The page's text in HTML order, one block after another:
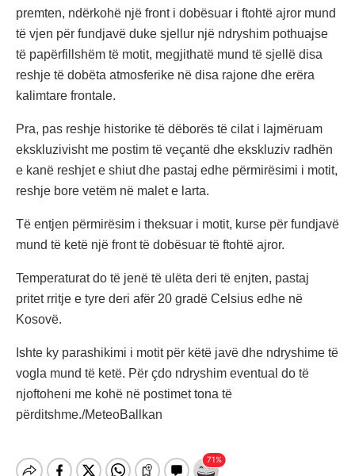
premten, ndërkohë një front i dobësuar i ftohtë ajror mund
të vjen për fundjavë duke sjellur një ndryshim pothuajse
të papërfillshëm të motit, megjithatë mund të sjellë disa
reshje të dobëta atmosferike në disa rajone dhe erëra
kalimtare frontale.
Pra, pas reshje historike të dëborës të cilat i lajmëruam
ekskluzivisht me postim të veçantë dhe ekskluziv radhën
e kanë reshjet e shiut dhe pastaj edhe përmirësimi i motit,
reshje bore vetëm në malet e larta.
Të entjen përmirësim i theksuar i motit, kurse për fundjavë
mund të ketë një front të dobësuar të ftohtë ajror.
Temperaturat do të jenë të ulëta deri të enjten, pastaj
pritet rritje e tyre deri afër 20 gradë Celsius edhe në
Kosovë.
Ishte ky parashikimi i motit për këtë javë dhe ndryshime të
vogla mund të ketë. Për çdo ndryshim eventual do të
njoftoheni me kohë në postimet tona të
përditshme./MeteoBallkan